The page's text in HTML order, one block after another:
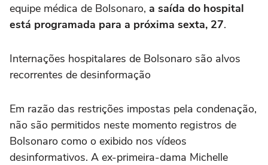
equipe médica de Bolsonaro, a saída do hospital
está programada para a próxima sexta, 27.
Internações hospitalares de Bolsonaro são alvos
recorrentes de desinformação
Em razão das restrições impostas pela condenação,
não são permitidos neste momento registros de
Bolsonaro como o exibido nos vídeos
desinformativos. A ex-primeira-dama Michelle